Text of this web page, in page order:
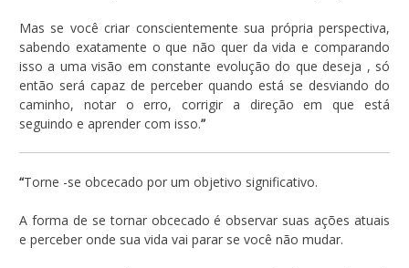
Mas se você criar conscientemente sua própria perspectiva,
sabendo exatamente o que não quer da vida e comparando
isso a uma visão em constante evolução do que deseja , só
então será capaz de perceber quando está se desviando do
caminho, notar o erro, corrigir a direção em que está
seguindo e aprender com isso.”
“Torne -se obcecado por um objetivo significativo.
A forma de se tornar obcecado é observar suas ações atuais
e perceber onde sua vida vai parar se você não mudar.